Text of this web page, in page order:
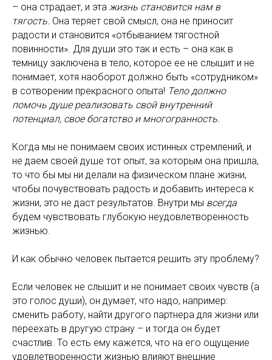
– она страдает, и эта жизнь становится нам в
тягость. Она теряет свой смысл, она не приносит
радости и становится «отбыванием тягостной
повинности». Для души это так и есть – она как в
темницу заключена в тело, которое ее не слышит и не
понимает, хотя наоборот должно быть «сотрудником»
в сотворении прекрасного опыта! Тело должно
помочь душе реализовать свой внутренний
потенциал, свое богатство и многогранность.
Когда мы не понимаем своих истинных стремлений, и
не даем своей душе тот опыт, за которым она пришла,
то что бы мы ни делали на физическом плане жизни,
чтобы почувствовать радость и добавить интереса к
жизни, это не даст результатов. Внутри мы всегда
будем чувствовать глубокую неудовлетворенность
жизнью.
И как обычно человек пытается решить эту проблему?
Если человек не слышит и не понимает своих чувств (а
это голос души), он думает, что надо, например:
сменить работу, найти другого партнера для жизни или
переехать в другую страну – и тогда он будет
счастлив. То есть ему кажется, что на его ощущение
удовлетворенности жизнью влияют внешние